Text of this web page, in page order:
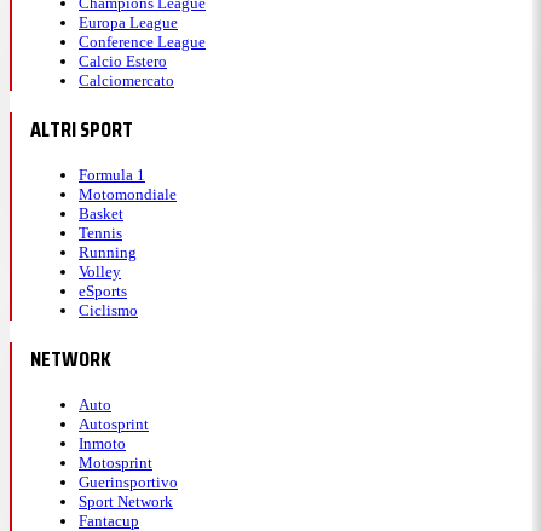
Europa League
Conference League
Calcio Estero
Calciomercato
ALTRI SPORT
Formula 1
Motomondiale
Basket
Tennis
Running
Volley
eSports
Ciclismo
NETWORK
Auto
Autosprint
Inmoto
Motosprint
Guerinsportivo
Sport Network
Fantacup